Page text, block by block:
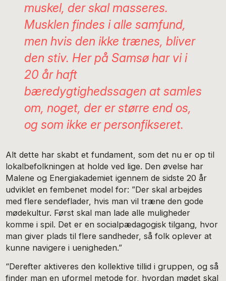
muskel, der skal masseres.
Musklen findes i alle samfund,
men hvis den ikke trænes, bliver
den stiv. Her på Samsø har vi i
20 år haft
bæredygtighedssagen at samles
om, noget, der er større end os,
og som ikke er personfikseret.
Alt dette har skabt et fundament, som det nu er op til
lokalbefolkningen at holde ved lige. Den øvelse har
Malene og Energiakademiet igennem de sidste 20 år
udviklet en fembenet model for: ”Der skal arbejdes
med flere sendeflader, hvis man vil træne den gode
mødekultur. Først skal man lade alle muligheder
komme i spil. Det er en socialpædagogisk tilgang, hvor
man giver plads til flere sandheder, så folk oplever at
kunne navigere i uenigheden.”
“Derefter aktiveres den kollektive tillid i gruppen, og så
finder man en uformel metode for, hvordan mødet skal